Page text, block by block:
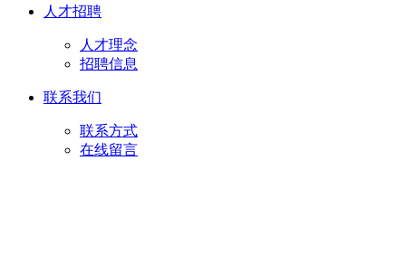
人才招聘
人才理念
招聘信息
联系我们
联系方式
在线留言